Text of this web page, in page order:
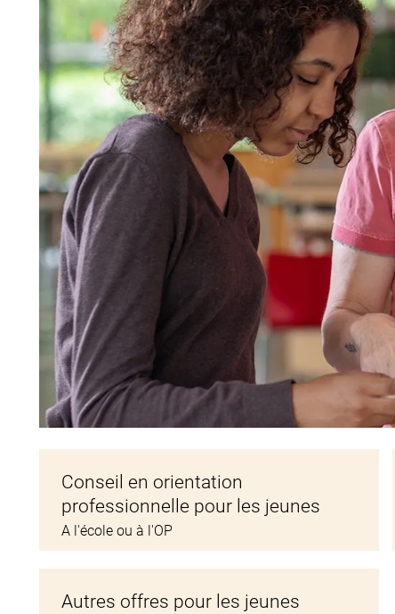
Conseil en orientation
professionnelle pour les jeunes
A l'école ou à l'OP
Autres offres pour les jeunes